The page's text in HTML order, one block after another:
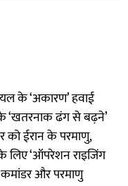
के ‘अकारण’ हवाई
‘खतरनाक ढंग से बढ़ने’
को ईरान के परमाणु,
लिए ‘ऑपरेशन राइजिंग
और परमाणु